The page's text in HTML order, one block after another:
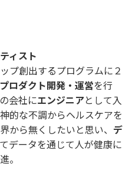
ィスト
プ創出するプログラムに２
プロダクト開発・運営を行
会社にエンジニアとして入
的な不調からヘルスケアを
から無くしたいと思い、 デ
データを通じて人が健康に
。